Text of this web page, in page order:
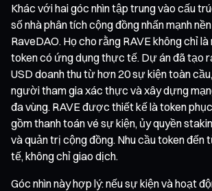
Khác với hai góc nhìn tập trung vào cấu
số nhà phân tích cộng đồng nhấn mạnh
RaveDAO. Họ cho rằng RAVE không chỉ
token có ứng dụng thực tế. Dự án đã tạo
USD doanh thu từ hơn 20 sự kiện toàn
người tham gia xác thực và xây dựng
đa vùng. RAVE được thiết kế là token
gồm thanh toán vé sự kiện, ủy quyền
và quản trị cộng đồng. Nhu cầu token
tế, không chỉ giao dịch.
Góc nhìn này hợp lý: nếu sự kiện và hoạt